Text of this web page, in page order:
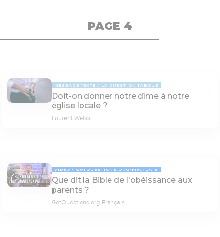
PAGE 4
MESSAGE TEXTE LA QUESTION TABOUE
Doit-on donner notre dîme à notre
église locale ?
Laurent Weiss
03:15
VIDÉO GOTQUESTIONS.ORG-FRANÇAIS
Que dit la Bible de l'obéissance aux
parents ?
GotQuestions.org-Français